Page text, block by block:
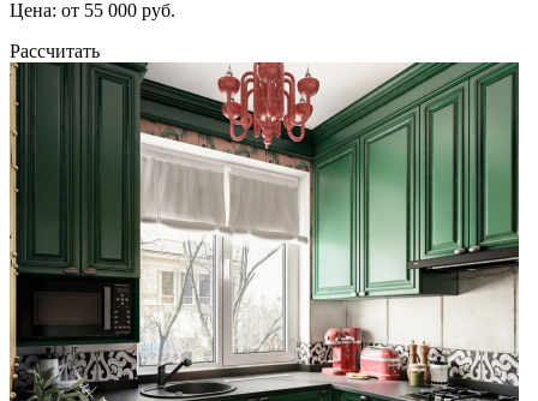
Цена: от 55 000 руб.
Рассчитать